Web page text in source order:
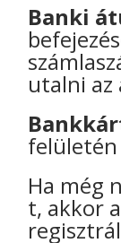
Banki
utalni az
Ha még
t, akkor